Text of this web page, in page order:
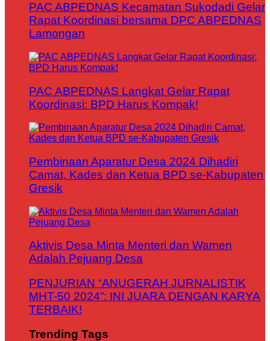
PAC ABPEDNAS Kecamatan Sukodadi Gelar
Rapat Koordinasi bersama DPC ABPEDNAS
Lamongan
PAC ABPEDNAS Langkat Gelar Rapat
Koordinasi: BPD Harus Kompak!
Pembinaan Aparatur Desa 2024 Dihadiri
Camat, Kades dan Ketua BPD se-Kabupaten
Gresik
Aktivis Desa Minta Menteri dan Wamen
Adalah Pejuang Desa
PENJURIAN “ANUGERAH JURNALISTIK
MHT-50 2024”: INI JUARA DENGAN KARYA
TERBAIK!
Trending Tags